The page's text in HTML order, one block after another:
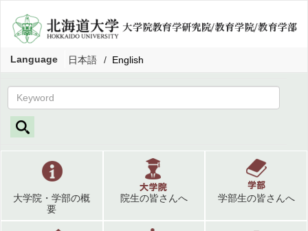
Language 日本語 English
大学院・学部の概
要
院生の皆さんへ 学部生の皆さんへ